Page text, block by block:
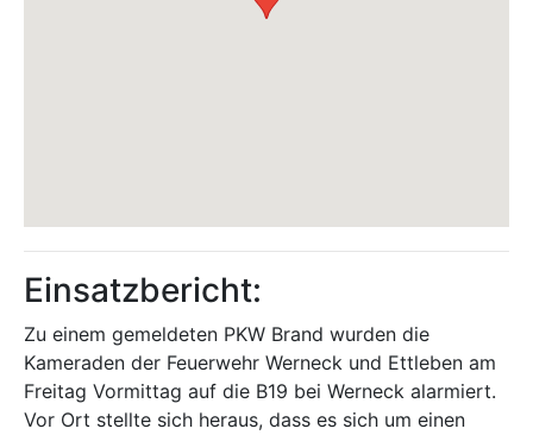
Einsatzbericht:
Zu einem gemeldeten PKW Brand wurden die
Kameraden der Feuerwehr Werneck und Ettleben am
Freitag Vormittag auf die B19 bei Werneck alarmiert.
Vor Ort stellte sich heraus, dass es sich um einen